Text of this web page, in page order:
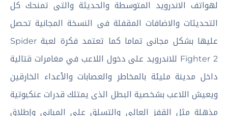
لهواتف الاندرويد المتوسطة والحديثة والتى تمنحك كل
التحديثات والاضافات المقفلة فى النسخة المجانية تحصل
عليها بشكل مجانى تماما كما تعتمد فكرة لعبة Spider
Fighter 2 للاندرويد على دخول اللاعب في مغامرات قتالية
داخل مدينة مليئة بالمخاطر والعصابات والأعداء الخارقين
ويعيش اللاعب بشخصية البطل الذى يمتلك قدرات عنكبوتية
مذهلة مثل القفز العالي والتسلق على المباني وإطلاق